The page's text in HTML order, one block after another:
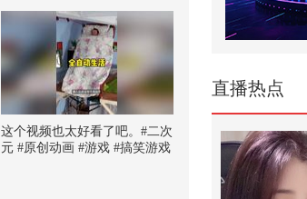
直播热点
这个视频也太好看了吧。#二次
元 #原创动画 #游戏 #搞笑游戏